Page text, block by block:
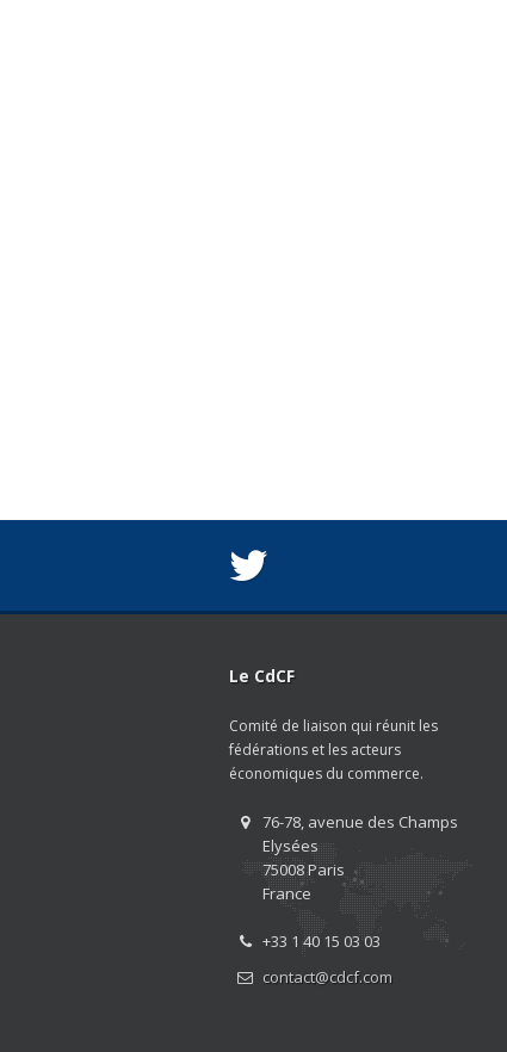
Le CdCF
Comité de liaison qui réunit les
fédérations et les acteurs
économiques du commerce.
76-78, avenue des Champs
Elysées
75008 Paris
France
+33 1 40 15 03 03
contact@cdcf.com